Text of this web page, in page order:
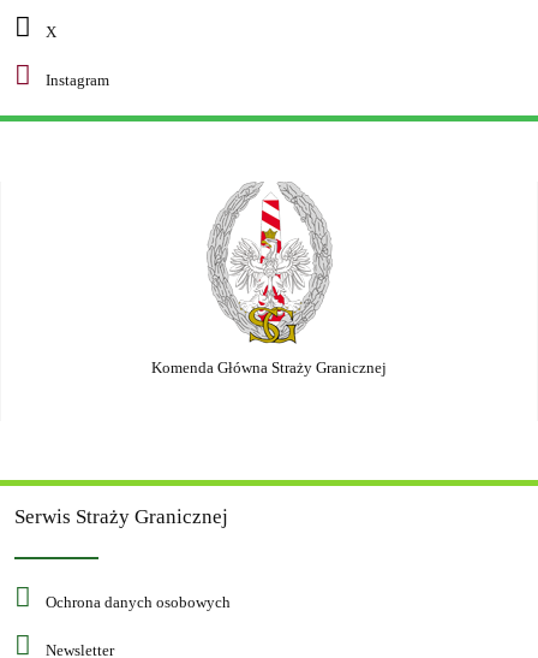
X
Instagram
Komenda Główna Straży Granicznej
Serwis Straży Granicznej
Ochrona danych osobowych
Newsletter